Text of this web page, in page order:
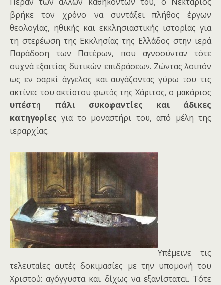
βρήκε τον χρόνο να συντάξει πλήθος έργων
θεολογίας, ηθικής και εκκλησιαστικής ιστορίας για
τη στερέωση της Εκκλησίας της Ελλάδος στην ιερά
Παράδοση των Πατέρων, που αγνοούνταν τότε
συχνά εξαιτίας δυτικών επιδράσεων. Ζώντας λοιπόν
ως εν σαρκί άγγελος και αυγάζοντας γύρω του τις
ακτίνες του ακτίστου φωτός της Χάριτος, ο μακάριος
υπέστη πάλι συκοφαντίες και άδικες
κατηγορίες για το μοναστήρι του, από μέλη της
ιεραρχίας.
Υπέμεινε τις
τελευταίες αυτές δοκιμασίες με την υπομονή του
Χριστού: αγόγγυστα και δίχως να εξανίσταται. Τότε